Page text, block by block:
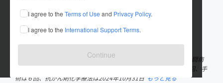
I agree to the Terms of Use and Privacy Policy.
I agree to the International Support Terms.
Continue
これまでに35件のプロジェクトを投稿しています
在住国：日本 現在地：兵庫県
出身国：日本 出身地：兵庫県
余命宣告1年のステージ４の大腸がん腹膜播種（ふくまくはしゅ）闘病
中の編みぐるみ（編み物のぬいぐるみ）作家です。 入院は１０回、手
術は６回、抗がん剤化学療法は2024年10月31日 もっと見る